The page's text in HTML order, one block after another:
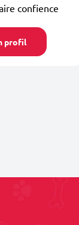
confience
profil